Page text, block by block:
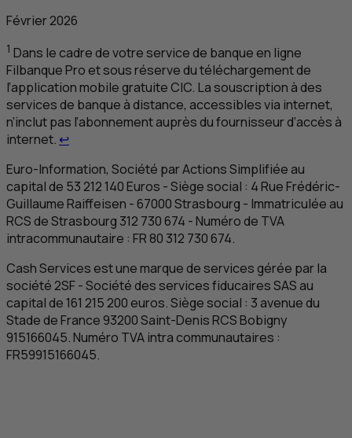
Février 2026
1 Dans le cadre de votre service de banque en ligne
Filbanque Pro et sous réserve du téléchargement de
l’application mobile gratuiteCIC. La souscription à des
services de banque à distance, accessibles via internet,
n’inclut pas l’abonnement auprès du fournisseur d’accès à
internet. ↩Retour au renvoi 1
Euro-Information, Société par Actions Simplifiée au
capital de 53 212 140 Euros - Siège social : 4 Rue Frédéric-
Guillaume Raiffeisen - 67000 Strasbourg - Immatriculée au
RCSde Strasbourg 312 730 674 - Numéro de TVA
intracommunautaire : FR80 312 730 674.
Cash Services est une marque de services gérée par la
société 2SF-Société des services fiducairesSASau
capital de 161 215 200 euros. Siège social : 3 avenue du
Stade de France 93200 Saint-DenisRCSBobigny
915166045. Numéro TVAintra communautaires :
FR59915166045.